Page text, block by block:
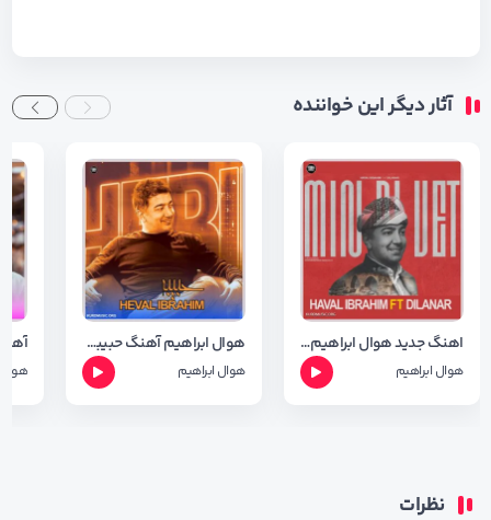
آثار دیگر این خواننده
اهنگ جدید هوال ابراهیم به نام من دی ویت + MP3 320
هوال ابراهیم
هوال ابراهیم آهنگ حبیبه (ریمیکس ) + متن آهنگ
هوال ابراهیم هوال
نظرات